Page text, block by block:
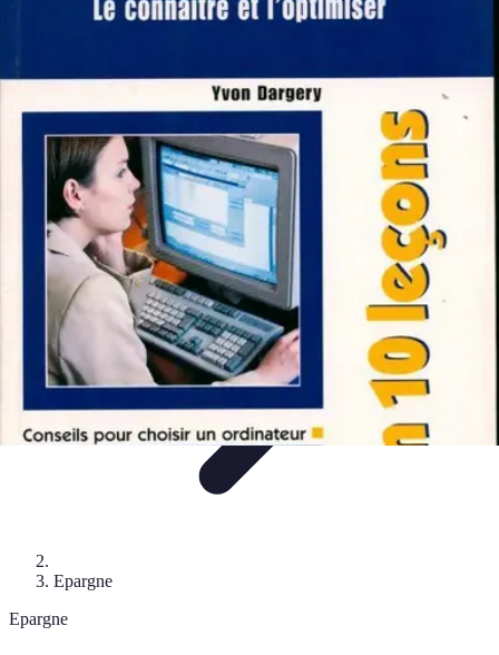
Optimise Mon Argent
Optimise Mon Argent
Epargne
Epargne